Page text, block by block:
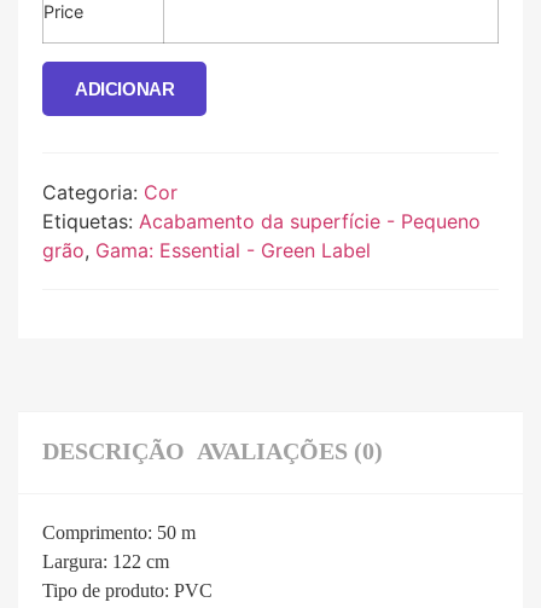
Price
ADICIONAR
Categoria: Cor
Etiquetas: Acabamento da superfície - Pequeno
grão, Gama: Essential - Green Label
DESCRIÇÃO AVALIAÇÕES (0)
Comprimento: 50 m
Largura: 122 cm
Tipo de produto: PVC